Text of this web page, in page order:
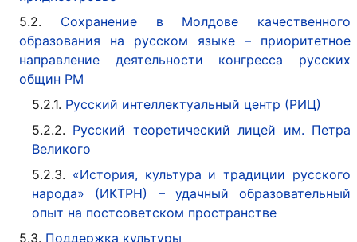
5.2. Сохранение в Молдове качественного
образования на русском языке – приоритетное
направление деятельности конгресса русских
общин РМ
5.2.1. Русский интеллектуальный центр (РИЦ)
5.2.2. Русский теоретический лицей им. Петра
Великого
5.2.3. «История, культура и традиции русского
народа» (ИКТРН) – удачный образовательный
опыт на постсоветском пространстве
5.3. Поддержка культуры